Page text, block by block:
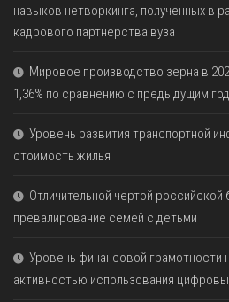
навыков нетворкинга, полученных в
кадрового партнерства вуза
Мировое производство зерна в
1,36% по сравнению с предыдущим
Уровень развития транспортной
стоимость жилья
Отличительной чертой российской
превалирование семей с детьми
Уровень финансовой грамотности
активностью использования